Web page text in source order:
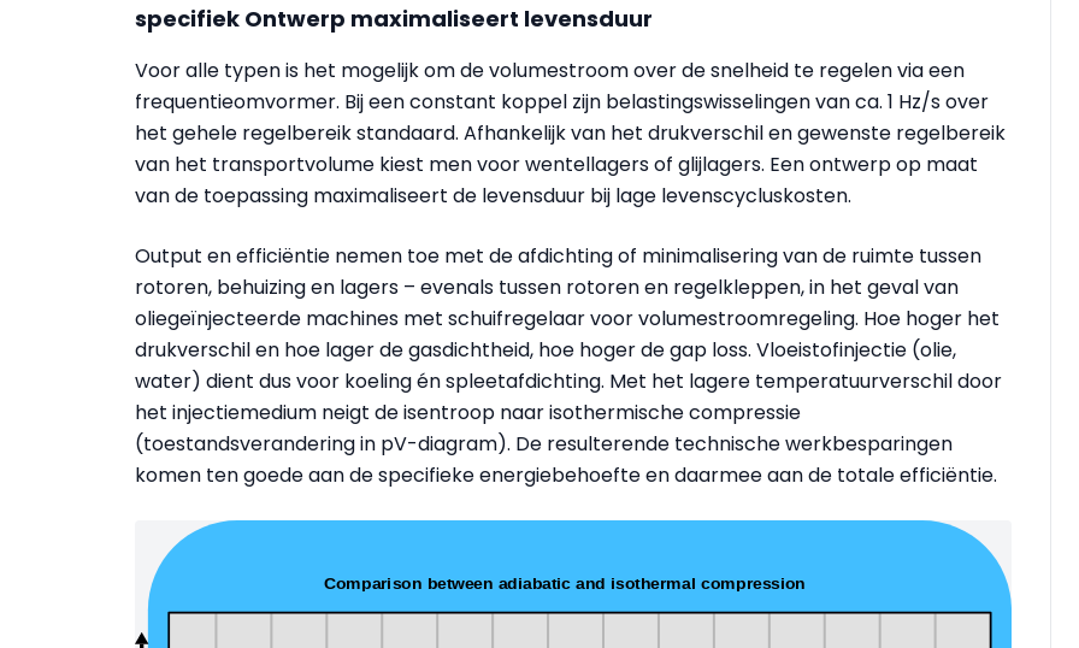
specifiek Ontwerp maximaliseert levensduur
Voor alle typen is het mogelijk om de volumestroom over de snelheid te regelen via een
frequentieomvormer. Bij een constant koppel zijn belastingswisselingen van ca. 1 Hz/s over
het gehele regelbereik standaard. Afhankelijk van het drukverschil en gewenste regelbereik
van het transportvolume kiest men voor wentellagers of glijlagers. Een ontwerp op maat
van de toepassing maximaliseert de levensduur bij lage levenscycluskosten.
Output en efficiëntie nemen toe met de afdichting of minimalisering van de ruimte tussen
rotoren, behuizing en lagers – evenals tussen rotoren en regelkleppen, in het geval van
oliegeïnjecteerde machines met schuifregelaar voor volumestroomregeling. Hoe hoger het
drukverschil en hoe lager de gasdichtheid, hoe hoger de gap loss. Vloeistofinjectie (olie,
water) dient dus voor koeling én spleetafdichting. Met het lagere temperatuurverschil door
het injectiemedium neigt de isentroop naar isothermische compressie
(toestandsverandering in pV-diagram). De resulterende technische werkbesparingen
komen ten goede aan de specifieke energiebehoefte en daarmee aan de totale efficiëntie.